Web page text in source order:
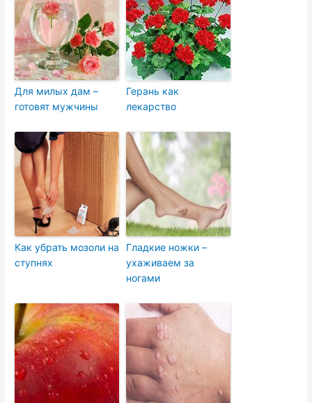
Для милых дам –
готовят мужчины
Герань как
лекарство
Как убрать мозоли на
ступнях
Гладкие ножки –
ухаживаем за
ногами